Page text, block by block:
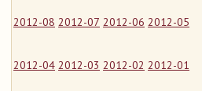
2012-08 2012-07 2012-06 2012-05
2012-04 2012-03 2012-02 2012-01